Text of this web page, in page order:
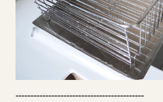
-------------------------------------------